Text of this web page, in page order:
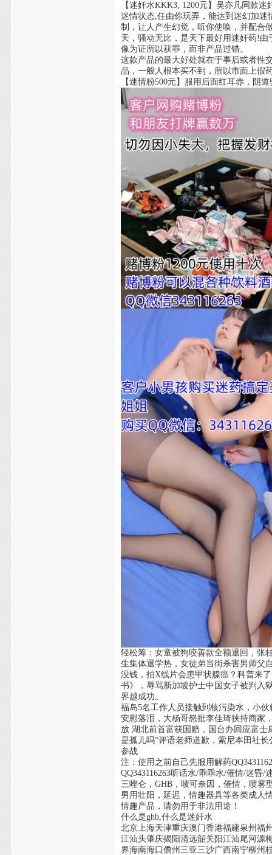
【迷奸水KKK3, 1200元】吴亦凡同款
迷情状态,任由你玩弄，能达到迷幻加
制，让人产生幻觉，听你使唤，并配合
天，骚动无比，是天下最好用迷奸药!
像为证所以获罪，而非产品过错。
这款产品的最大好处就在于事后或者性
品，一般人根本买不到，所以市面上假
【迷情粉500元】服用后面红耳赤，阴
轻松筹：女童被狗咬善款全额退回，张
生集体退学热，女徒弟当街杀害男师父
没钱，拍X线片会患甲状腺癌？科普来
书》，辱骂新加坡护士中国女子被判入
界越成功。
福岛5名工作人员接触到核污染水，小
安慰落泪，大杨哥怒批李佳琦挟持商家
放 湖北前首富获国赔，国台办回应富
是孤儿吗”评语老师道歉，索尼本田社
参战
注：使用之前自己先服用解药
QQ343116263听话水/乖乖水/催情/迷昏
三唑仑，GHB，唛可奈因，催情，喷雾
男用壮阳，延迟，情趣器具等各类成人
情趣产品，请勿用于非法用途！
什么是ghb,什么是迷奸水
北京上海天津重庆澳门香港福建泉州福
江汕头肇庆揭阳清远韶关阳江汕尾河源
界海南海口儋州三亚三沙广西南宁柳州